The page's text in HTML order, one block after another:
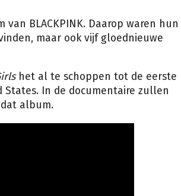
BLACKPINK. Daarop waren hun
maar ook vijf gloednieuwe
het al te schoppen tot de eerste
In de documentaire zullen
album.